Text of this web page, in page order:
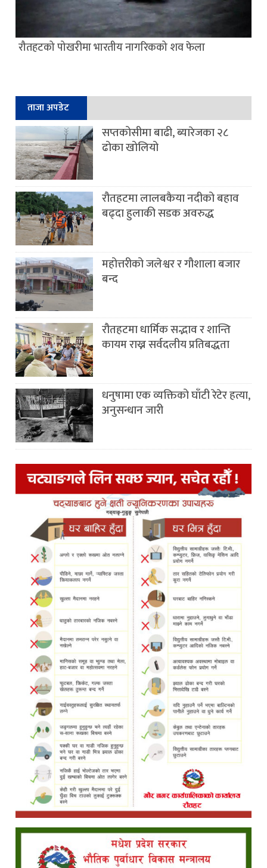
रौतहटको पोखरीमा भारतीय नागरिकको शव फेला
ताजा अपडेट
सप्तकोसीमा बाढी, ब्यारेजका २८
ढोका खोलियो
रौतहटमा लालबकैया नदीको बहाव
बढ्दा हुलाकी सडक अवरुद्ध
महोत्तरीको जलेश्वर र गौशाला बजार
बन्द
रौतहटमा धार्मिक सद्भाव र शान्ति
कायम राख्न सर्वदलीय प्रतिबद्धता
धनुषामा एक व्यक्तिको घाँटी रेटेर हत्या,
अनुसन्धान जारी